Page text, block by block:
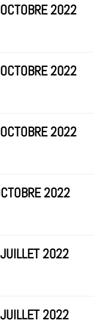
2022
2022
2022
2022
2022
2022